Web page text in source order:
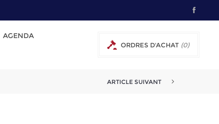
ORDRES D'ACHAT (0)
AGENDA
ARTICLE SUIVANT